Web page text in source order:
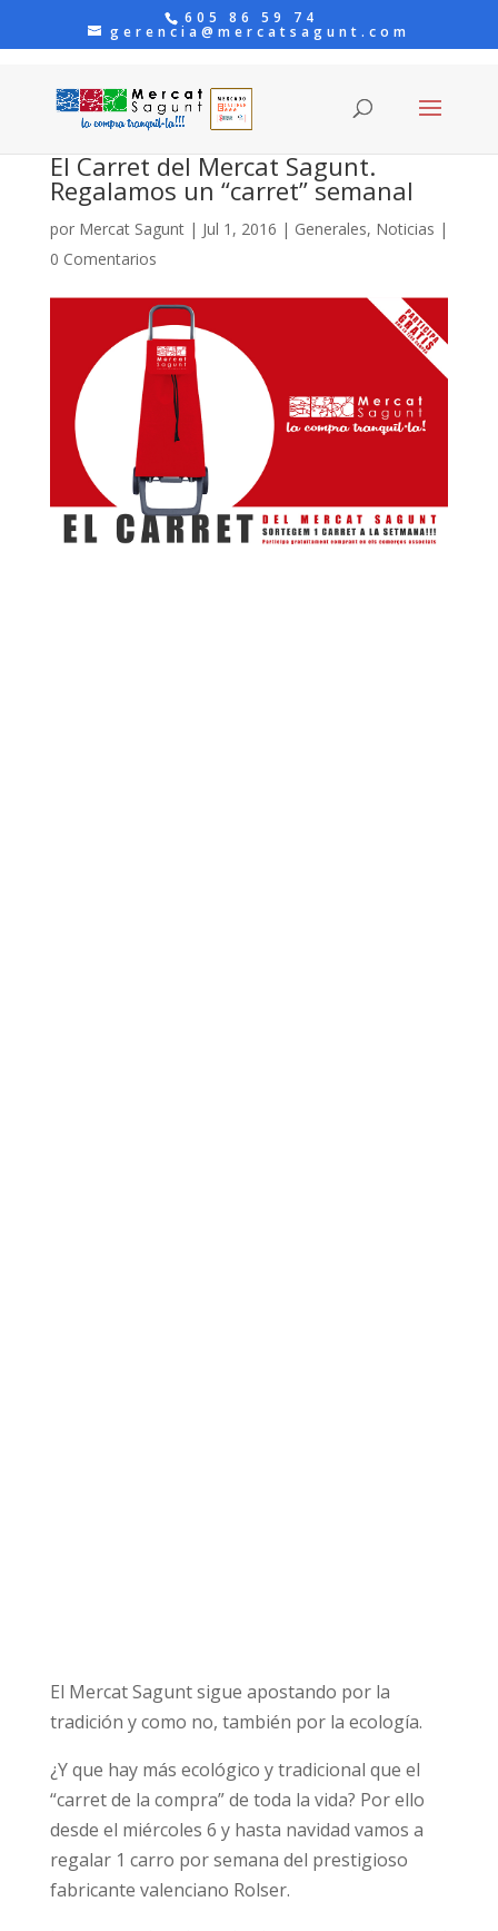
605 86 59 74
gerencia@mercatsagunt.com
El Carret del Mercat Sagunt.
Regalamos un “carret” semanal
por Mercat Sagunt| Jul 1, 2016 | Generales, Noticias |
0 Comentarios
El Mercat Sagunt sigue apostando por la
tradición y como no, también por la ecología.
¿Y que hay más ecológico y tradicional que el
“carret de la compra” de toda la vida? Por ello
desde el miércoles 6 y hasta navidad vamos a
regalar 1 carro por semana del prestigioso
fabricante valenciano Rolser.